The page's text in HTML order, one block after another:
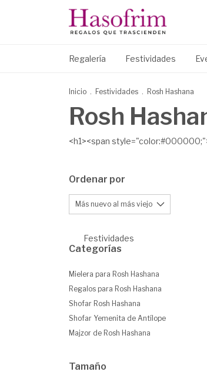
Regalería Festividades
Inicio . Festividades . Rosh Hashana
Rosh
<h1><span
Ordenar por
Festividades
Categorías
Mielera para Rosh Hashana
Regalos para Rosh Hashana
Shofar Rosh Hashana
Shofar Yemenita de Antílope
Majzor de Rosh Hashana
Tamaño